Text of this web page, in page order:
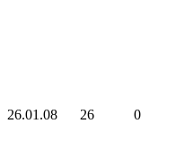
26.01.08 26 0